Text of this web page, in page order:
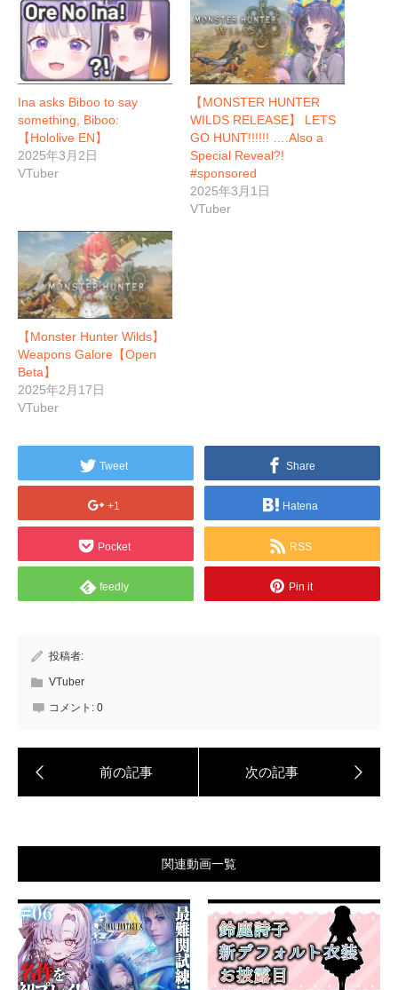
Ina asks Biboo to say
something, Biboo:
【Hololive EN】
2025年3月2日
VTuber
【MONSTER HUNTER
WILDS RELEASE】 LETS
GO HUNT!!!!!! ….Also a
Special Reveal?!
#sponsored
2025年3月1日
VTuber
【Monster Hunter Wilds】
Weapons Galore【Open
Beta】
2025年2月17日
VTuber
Tweet Share
+1 Hatena
Pocket RSS
feedly Pin it
投稿者:
VTuber
コメント: 0
関連動画一覧